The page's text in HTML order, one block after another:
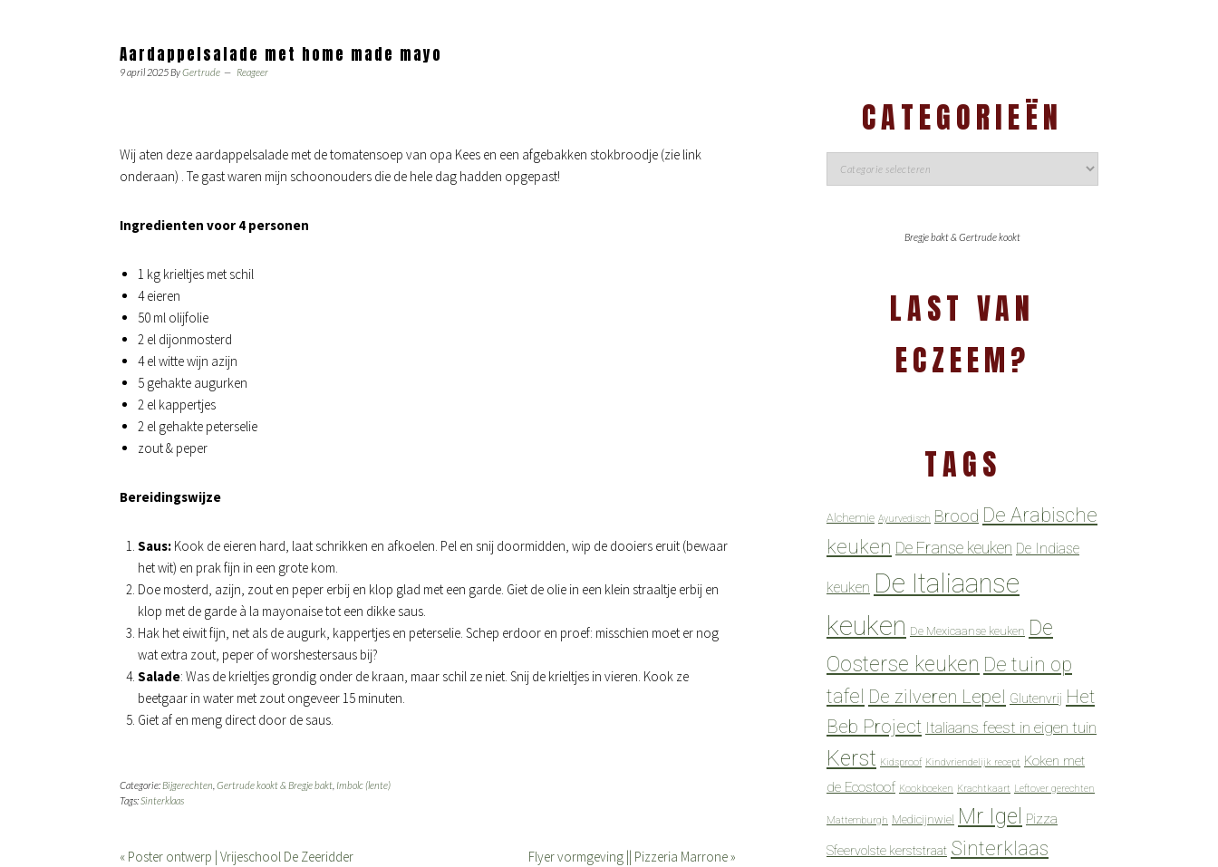
Aardappelsalade met home made mayo
9 april 2025ByGertrude Reageer
Wij aten deze aardappelsalade met de tomatensoep van opa Kees en een afgebakken stokbroodje (zie link
onderaan) . Te gast waren mijn schoonouders die de hele dag hadden opgepast!
Ingredienten voor 4 personen
1 kg krieltjes met schil
4 eieren
50 ml olijfolie
2 el dijonmosterd
4 el witte wijn azijn
5 gehakte augurken
2 el kappertjes
2 el gehakte peterselie
zout & peper
Bereidingswijze
Saus: Kook de eieren hard, laat schrikken en afkoelen. Pel en snij doormidden, wip de dooiers eruit (bewaar
het wit) en prak fijn in een grote kom.
Doe mosterd, azijn, zout en peper erbij en klop glad met een garde. Giet de olie in een klein straaltje erbij en
klop met de garde à la mayonaise tot een dikke saus.
Hak het eiwit fijn, net als de augurk, kappertjes en peterselie. Schep erdoor en proef: misschien moet er nog
wat extra zout, peper of worshestersaus bij?
Salade: Was de krieltjes grondig onder de kraan, maar schil ze niet. Snij de krieltjes in vieren. Kook ze
beetgaar in water met zout ongeveer 15 minuten.
Giet af en meng direct door de saus.
Categorie: Bijgerechten Gertrude kookt & Bregje bakt Imbolc (lente)
Tags:Sinterklaas
« Poster ontwerp | Vrijeschool De Zeeridder Flyer vormgeving || Pizzeria Marrone »
CATEGORIEËN
Bregje bakt & Gertrude kookt
LAST VAN
ECZEEM?
TAGS
Alchemie Ayurvedisch Brood De Arabische
keuken De Franse keuken De Indiase
keuken De Italiaanse
keuken De Mexicaanse keuken De
Oosterse keuken De tuin op
tafel De zilveren Lepel Glutenvrij Het
Beb Project Italiaans feest in eigen tuin
Kerst Kidsproof Kindvriendelijk recept Koken met
de Ecostoof Kookboeken Krachtkaart Leftover gerechten
Mattemburgh Medicijnwiel Mr Igel Pizza
Sfeervolste kerststraat Sinterklaas